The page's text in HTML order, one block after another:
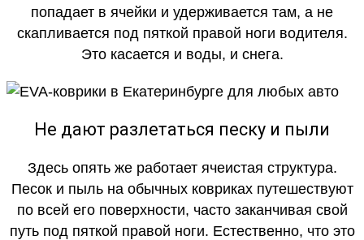
попадает в ячейки и удерживается там, а не
скапливается под пяткой правой ноги водителя.
Это касается и воды, и снега.
Не дают разлетаться песку и пыли
Здесь опять же работает ячеистая структура.
Песок и пыль на обычных ковриках путешествуют
по всей его поверхности, часто заканчивая свой
путь под пяткой правой ноги. Естественно, что это